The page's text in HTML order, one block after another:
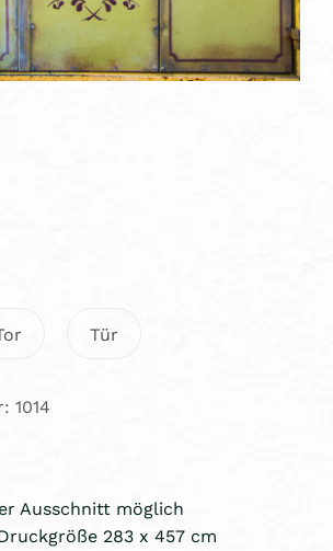
Tür
1014
Ausschnitt möglich
283 x 457 cm